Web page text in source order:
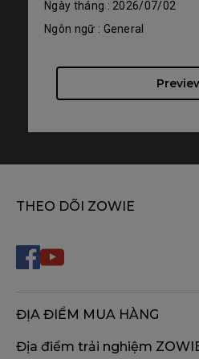
Ngày tháng : 2026/07/02
Ngôn ngữ : General
THEO DÕI ZOWIE
ĐỊA ĐIỂM MUA HÀNG
Địa điểm trải nghiệm